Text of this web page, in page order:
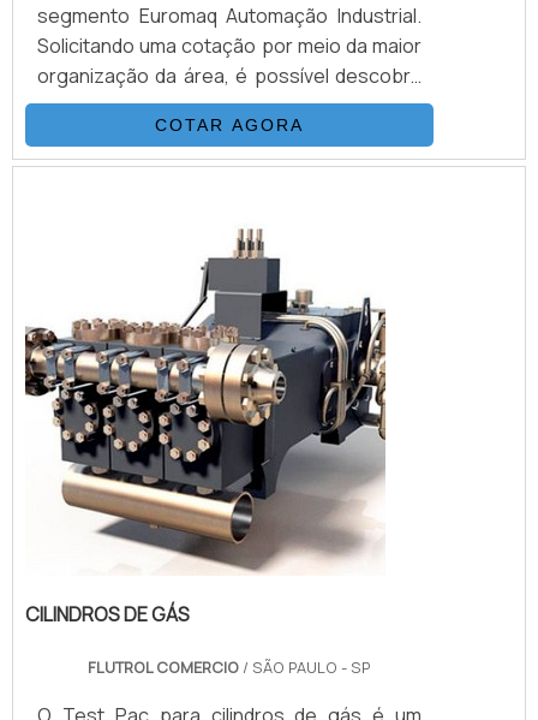
segmento Euromaq Automação Industrial.
Solicitando uma cotação por meio da maior
organização da área, é possível descobrir
detalhes sobre a melhor em qualidade e
custo-benefício.DETALHES SOBRE O
CILINDRO DUPLA AÇÃO PNEUMÁTICAQuem
pneumático em uma empresa altamente
qualificada, consegue encontrar o site da
Euromaq Automaçã...
COTAR AGORA
CILINDROS DE GÁS
FLUTROL COMERCIO / SÃO PAULO - SP
O Test Pac para cilindros de gás é um